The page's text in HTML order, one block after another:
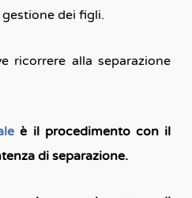
dei figli.
ricorrere alla separazione
è il procedimento con il
di separazione.